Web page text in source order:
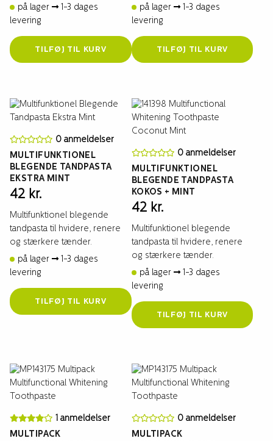
på lager
1-3 dages
levering
TILFØJ TIL KURV
på lager
1-3 dages
levering
TILFØJ TIL KURV
0 anmeldelser
MULTIFUNKTIONEL
BLEGENDE TANDPASTA
EKSTRA MINT
42 kr.
Multifunktionel blegende
tandpasta til hvidere, renere
og stærkere tænder.
på lager
1-3 dages
levering
TILFØJ TIL KURV
0 anmeldelser
MULTIFUNKTIONEL
BLEGENDE TANDPASTA
KOKOS + MINT
42 kr.
Multifunktionel blegende
tandpasta til hvidere, renere
og stærkere tænder.
på lager
1-3 dages
levering
TILFØJ TIL KURV
1 anmeldelser
MULTIPACK
0 anmeldelser
MULTIPACK